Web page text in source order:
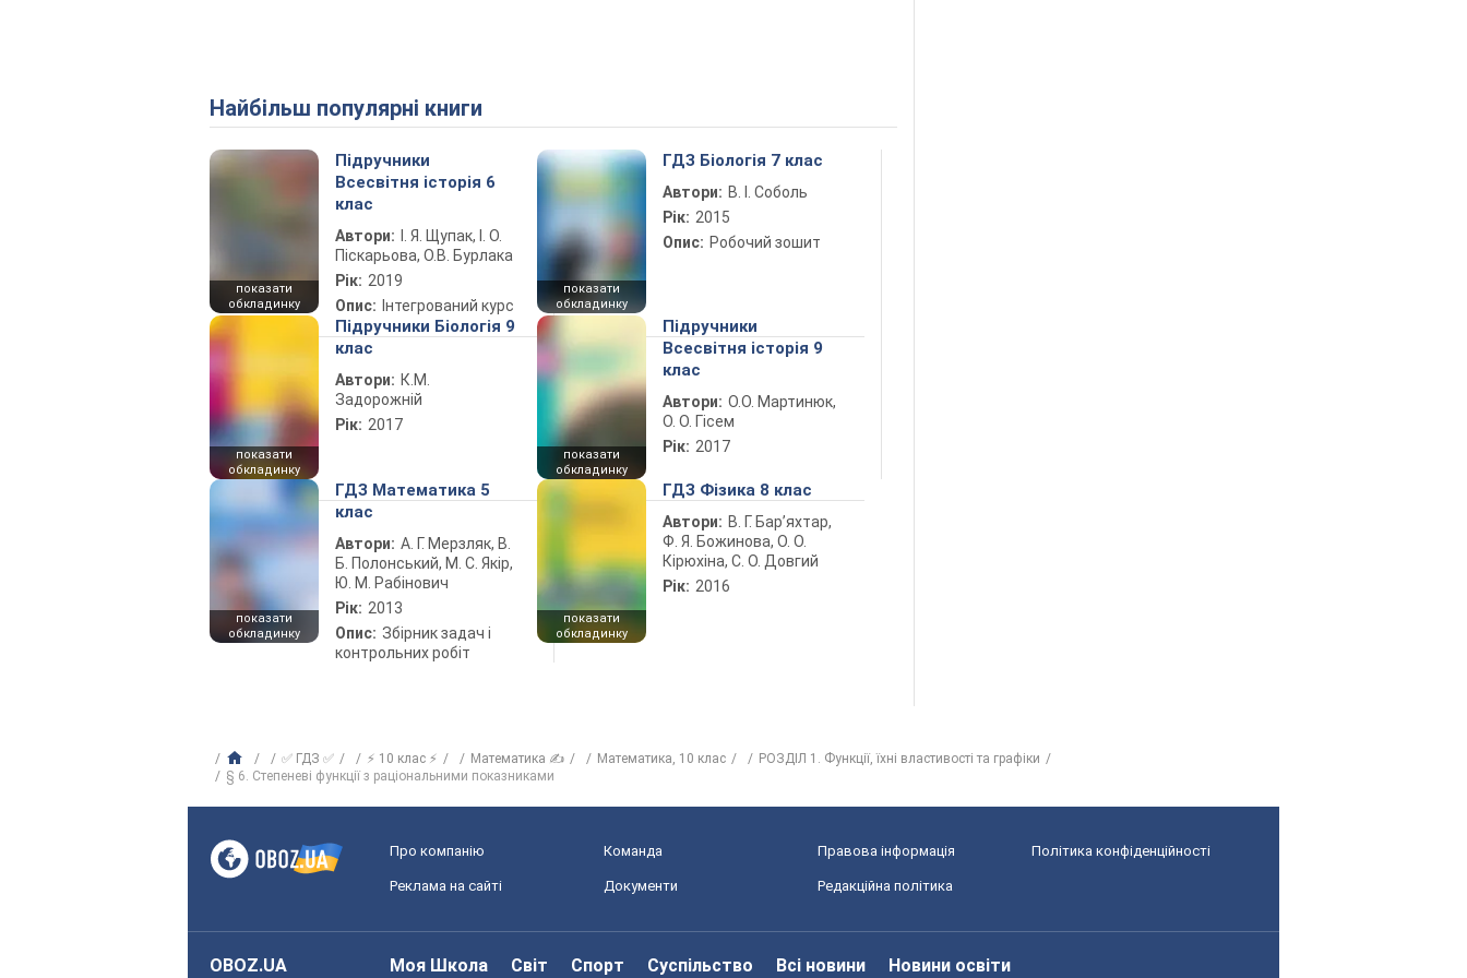
Найбільш популярні книги
показати
обкладинку
Підручники
Всесвітня історія 6
клас
Автори:
І. Я. Щупак, І. О.
Піскарьова, О.В. Бурлака
Рік: 2019
Опис: Інтегрований курс
показати
обкладинку
ГДЗ Біологія 7 клас
Автори: В. І. Соболь
Рік: 2015
Опис: Робочий зошит
показати
обкладинку
Підручники Біологія 9
клас
Автори: К.М.
Задорожній
Рік: 2017
показати
обкладинку
Підручники
Всесвітня історія 9
клас
Автори: О.О. Мартинюк,
О. О. Гісем
Рік: 2017
показати
обкладинку
ГДЗ Математика 5
клас
Автори: А. Г. Мерзляк, В.
Б. Полонський, М. С. Якір,
Ю. М. Рабінович
Рік: 2013
Опис: Збірник задач і
контрольних робіт
показати
обкладинку
ГДЗ Фізика 8 клас
Автори: В. Г. Бар’яхтар,
Ф. Я. Божинова, О. О.
Кірюхіна, С. О. Довгий
Рік: 2016
✅ ГДЗ ✅ ⚡ 10 клас ⚡ Математика ✍ Математика, 10 клас
РОЗДІЛ 1. Функції, їхні властивості та графіки
§ 6. Степеневі функції з раціональними показниками
Про компанію Команда Правова інформація Політика конфіденційності
Реклама на сайті Документи Редакційна політика
OBOZ.UA Моя Школа Світ Спорт Суспільство Всі новини Новини освіти